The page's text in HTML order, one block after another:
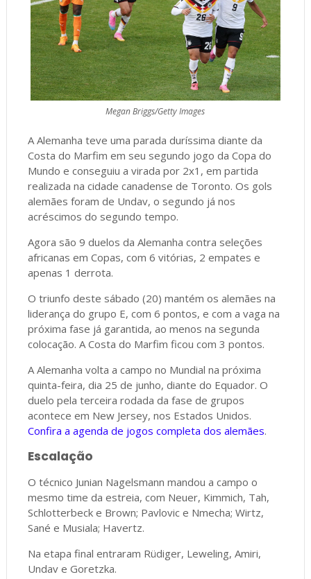
Megan Briggs/Getty Images
A Alemanha teve uma parada duríssima diante da
Costa do Marfim em seu segundo jogo da Copa do
Mundo e conseguiu a virada por 2x1, em partida
realizada na cidade canadense de Toronto. Os gols
alemães foram de Undav, o segundo já nos
acréscimos do segundo tempo.
Agora são 9 duelos da Alemanha contra seleções
africanas em Copas, com 6 vitórias, 2 empates e
apenas 1 derrota.
O triunfo deste sábado (20) mantém os alemães na
liderança do grupo E, com 6 pontos, e com a vaga na
próxima fase já garantida, ao menos na segunda
colocação. A Costa do Marfim ficou com 3 pontos.
A Alemanha volta a campo no Mundial na próxima
quinta-feira, dia 25 de junho, diante do Equador. O
duelo pela terceira rodada da fase de grupos
acontece em New Jersey, nos Estados Unidos.
Confira a agenda de jogos completa dos alemães.
Escalação
O técnico Junian Nagelsmann mandou a campo o
mesmo time da estreia, com Neuer, Kimmich, Tah,
Schlotterbeck e Brown; Pavlovic e Nmecha; Wirtz,
Sané e Musiala; Havertz.
Na etapa final entraram Rüdiger, Leweling, Amiri,
Undav e Goretzka.